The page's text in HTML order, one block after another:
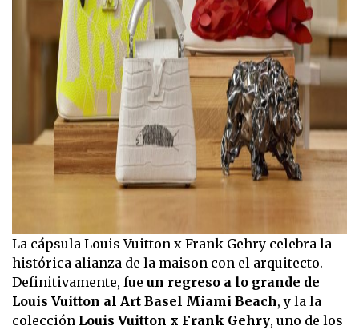
La cápsula Louis Vuitton x Frank Gehry celebra la
histórica alianza de la maison con el arquitecto.
Definitivamente, fue un regreso a lo grande de
Louis Vuitton al Art Basel Miami Beach, y la la
colección Louis Vuitton x Frank Gehry, uno de los